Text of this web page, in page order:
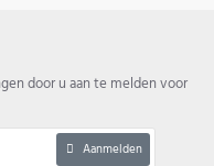
door u aan te melden voor
Aanmelden